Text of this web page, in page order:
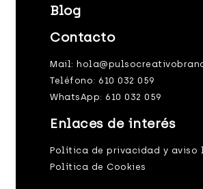
Blog
Contacto
Mail:
Teléfono: 610 032 059
WhatsApp: 610 032 059
Enlaces de interés
Política de privacidad y aviso
Política de Cookies